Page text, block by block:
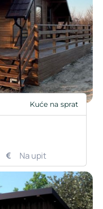
Kuće na sprat
Na upit